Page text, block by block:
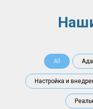
All
Настройка и